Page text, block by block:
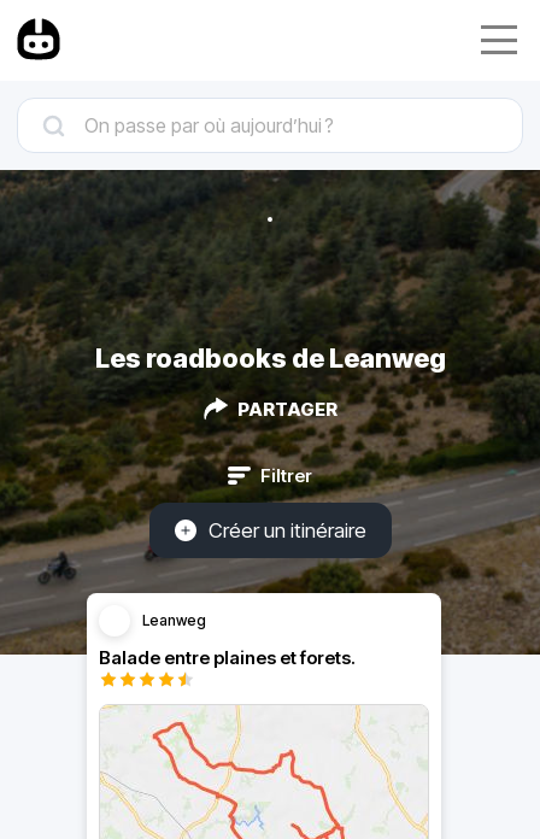
Les roadbooks de Leanweg
PARTAGER
Filtrer
Créer un itinéraire
Leanweg
Balade entre plaines et forets.